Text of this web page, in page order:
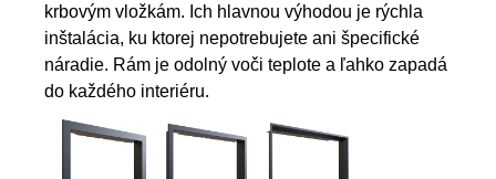
krbovým vložkám. Ich hlavnou výhodou je rýchla
inštalácia, ku ktorej nepotrebujete ani špecifické
náradie. Rám je odolný voči teplote a ľahko zapadá
do každého interiéru.